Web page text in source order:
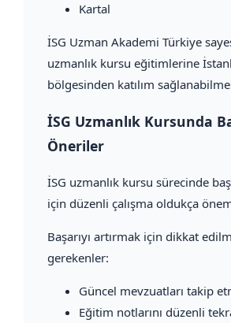
Kartal
İSG Uzman Akademi Türkiye
uzmanlık kursu eğitimlerine
bölgesinden katılım
İSG Uzmanlık Kursunda
Öneriler
İSG uzmanlık kursu sürecinde
için düzenli çalışma oldukça
Başarıyı artırmak için dikkat
gerekenler:
Güncel mevzuatları takip
Eğitim notlarını düzenli